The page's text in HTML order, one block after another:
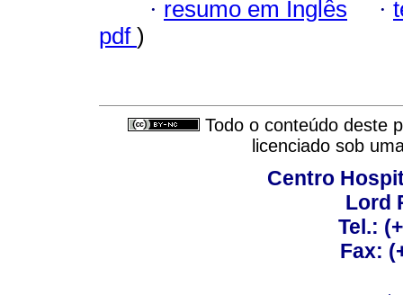
· resumo em Inglês ·
pdf )
Todo o conteúdo deste
licenciado sob
Centro
Lord
Tel.:
Fax: